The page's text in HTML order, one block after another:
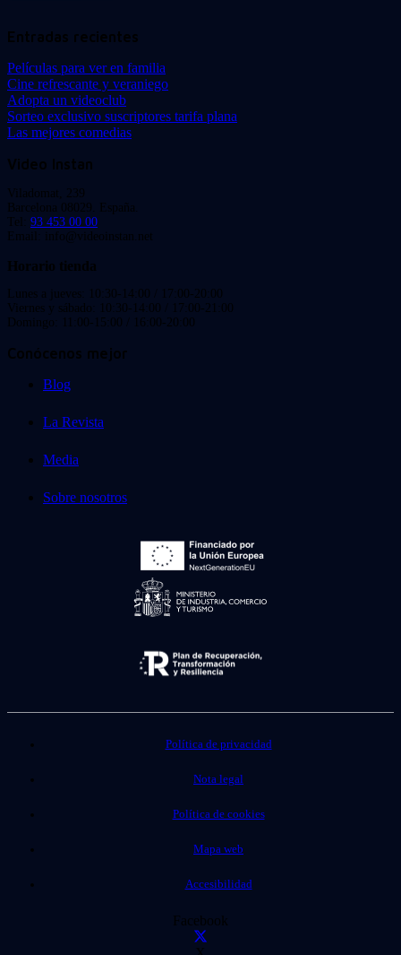
Entradas recientes
Películas para ver en familia
Cine refrescante y veraniego
Adopta un videoclub
Sorteo exclusivo suscriptores tarifa plana
Las mejores comedias
Video Instan
Viladomat, 239
Barcelona 08029. España.
Tel: 93 453 00 00
Email: info@videoinstan.net
Horario tienda
Lunes a jueves: 10:30-14:00 / 17:00-20:00
Viernes y sábado: 10:30-14:00 / 17:00-21:00
Domingo: 11:00-15:00 / 16:00-20:00
Conócenos mejor
Blog
La Revista
Media
Sobre nosotros
Política de privacidad
Nota legal
Política de cookies
Mapa web
Accesibilidad
Facebook